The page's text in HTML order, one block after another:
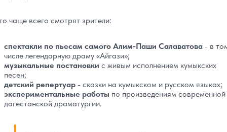
чаще всего смотрят зрители:
спектакли по пьесам самого Алим-Паши Салаватова - в
числе легендарную драму «Айгази»;
музыкальные постановки с живым исполнением кумыкских
песен;
детский репертуар - сказки на кумыкском и русском языках;
экспериментальные работы по произведениям современной
дагестанской драматургии.